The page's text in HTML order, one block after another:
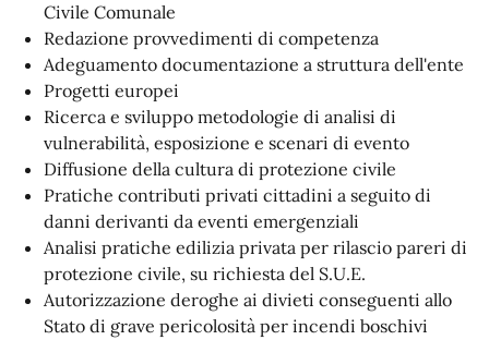
Civile Comunale
Redazione provvedimenti di competenza
Adeguamento documentazione a struttura dell'ente
Progetti europei
Ricerca e sviluppo metodologie di analisi di
vulnerabilità, esposizione e scenari di evento
Diffusione della cultura di protezione civile
Pratiche contributi privati cittadini a seguito di
danni derivanti da eventi emergenziali
Analisi pratiche edilizia privata per rilascio pareri di
protezione civile, su richiesta del S.U.E.
Autorizzazione deroghe ai divieti conseguenti allo
Stato di grave pericolosità per incendi boschivi